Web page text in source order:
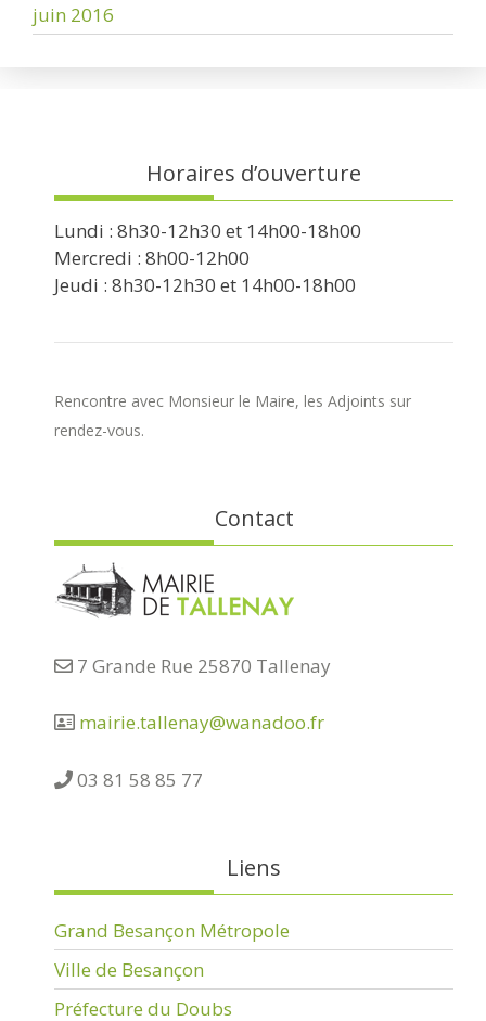
juin 2016
Horaires d’ouverture
Lundi : 8h30-12h30 et 14h00-18h00
Mercredi : 8h00-12h00
Jeudi : 8h30-12h30 et 14h00-18h00
Rencontre avec Monsieur le Maire, les Adjoints sur
rendez-vous.
Contact
7 Grande Rue 25870 Tallenay
mairie.tallenay@wanadoo.fr
03 81 58 85 77
Liens
Grand Besançon Métropole
Ville de Besançon
Préfecture du Doubs